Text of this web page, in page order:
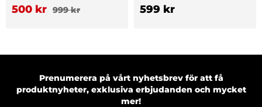
500 kr 999 kr 599 kr
Prenumerera på vårt nyhetsbrev för att få
produktnyheter, exklusiva erbjudanden och mycket
mer!